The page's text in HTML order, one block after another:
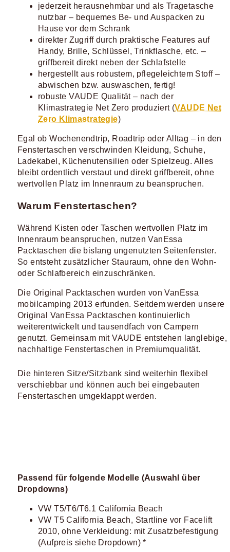
jederzeit herausnehmbar und als Tragetasche
nutzbar – bequemes Be- und Auspacken zu
Hause vor dem Schrank
direkter Zugriff durch praktische Features auf
Handy, Brille, Schlüssel, Trinkflasche, etc. –
griffbereit direkt neben der Schlafstelle
hergestellt aus robustem, pflegeleichtem Stoff –
abwischen bzw. auswaschen, fertig!
robuste VAUDE Qualität – nach der
Klimastrategie Net Zero produziert (VAUDE Net
Zero Klimastrategie)
Egal ob Wochenendtrip, Roadtrip oder Alltag – in den
Fenstertaschen verschwinden Kleidung, Schuhe,
Ladekabel, Küchenutensilien oder Spielzeug. Alles
bleibt ordentlich verstaut und direkt griffbereit, ohne
wertvollen Platz im Innenraum zu beanspruchen.
Warum Fenstertaschen?
Während Kisten oder Taschen wertvollen Platz im
Innenraum beanspruchen, nutzen VanEssa
Packtaschen die bislang ungenutzten Seitenfenster.
So entsteht zusätzlicher Stauraum, ohne den Wohn-
oder Schlafbereich einzuschränken.
Die Original Packtaschen wurden von VanEssa
mobilcamping 2013 erfunden. Seitdem werden unsere
Original VanEssa Packtaschen kontinuierlich
weiterentwickelt und tausendfach von Campern
genutzt. Gemeinsam mit VAUDE entstehen langlebige,
nachhaltige Fenstertaschen in Premiumqualität.
Die hinteren Sitze/Sitzbank sind weiterhin flexibel
verschiebbar und können auch bei eingebauten
Fenstertaschen umgeklappt werden.
Passend für folgende Modelle (Auswahl über
Dropdowns)
VW T5/T6/T6.1 California Beach
VW T5 California Beach, Startline vor Facelift
2010, ohne Verkleidung: mit Zusatzbefestigung
(Aufpreis siehe Dropdown) *